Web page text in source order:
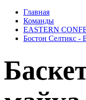
Главная
Команды
EASTERN
Бостон Селтикс -